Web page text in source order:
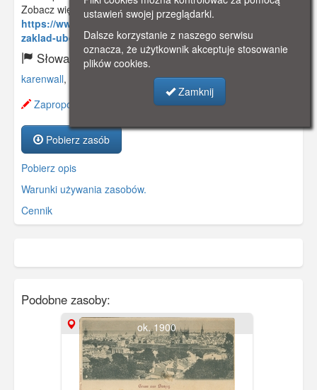
Zobacz więcej:
https://www.gdanskstrefa.com/okopowa-krajowy-
zaklad-ubezpieczen-spolecznych/
Słowa kluczowe:
karenwall, landesversicherungsanstalt,okopowa
Zaproponuj zmianę opisu.
Pobierz zasób
Pobierz opis
Warunki używania zasobów.
Cennik
Podobne zasoby:
ok. 1900
ustawień swojej przeglądarki.
Dalsze korzystanie z naszego serwisu
oznacza, że użytkownik akceptuje stosowanie
plików cookies.
Zamknij